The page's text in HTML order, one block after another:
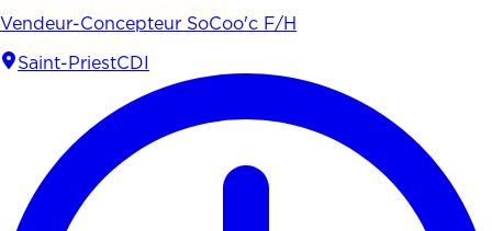
Vendeur-Concepteur SoCoo'c F/H
Saint-PriestCDI